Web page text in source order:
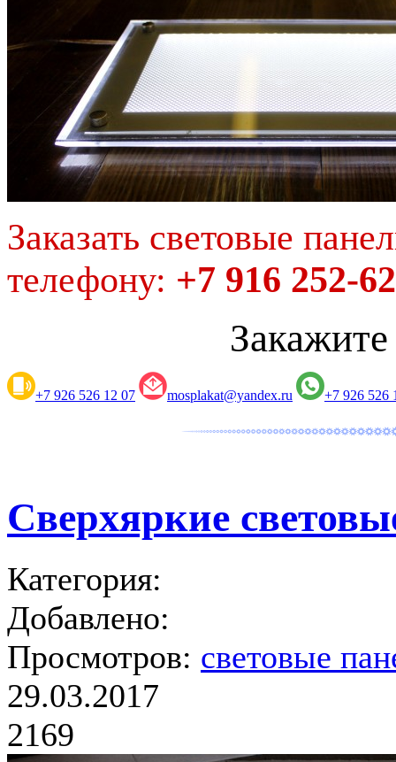
Заказать световые
телефону: +7 916 252-
+7 926 526 12 07 mosplakat@yandex.ru +7 926 526
Сверхяркие
Категория:
Добавлено:
Просмотров: световые
29.03.2017
2169